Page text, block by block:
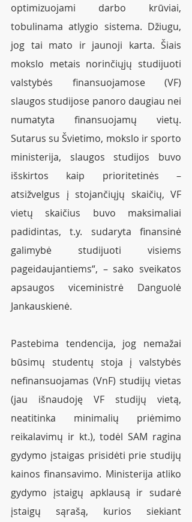
optimizuojami darbo krūviai,
tobulinama atlygio sistema. Džiugu,
jog tai mato ir jaunoji karta. Šiais
mokslo metais norinčiųjų studijuoti
valstybės finansuojamose (VF)
slaugos studijose panoro daugiau nei
numatyta finansuojamų vietų.
Sutarus su Švietimo, mokslo ir sporto
ministerija, slaugos studijos buvo
išskirtos kaip prioritetinės –
atsižvelgus į stojančiųjų skaičių, VF
vietų skaičius buvo maksimaliai
padidintas, t.y. sudaryta finansinė
galimybė studijuoti visiems
pageidaujantiems“, – sako sveikatos
apsaugos viceministrė Danguolė
Jankauskienė.
Pastebima tendencija, jog nemažai
būsimų studentų stoja į valstybės
nefinansuojamas (VnF) studijų vietas
(jau išnaudoję VF studijų vietą,
neatitinka minimalių priėmimo
reikalavimų ir kt.), todėl SAM ragina
gydymo įstaigas prisidėti prie studijų
kainos finansavimo. Ministerija atliko
gydymo įstaigų apklausą ir sudarė
įstaigų sąrašą, kurios siekiant